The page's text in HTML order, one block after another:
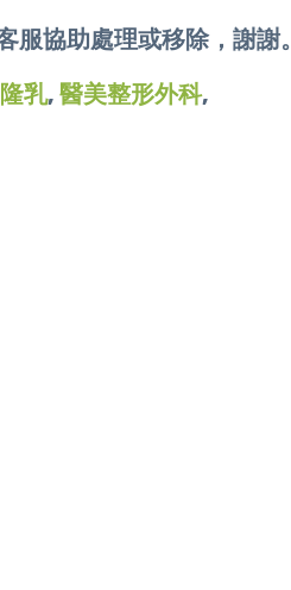
協助處理或移除，謝謝。
隆乳, 醫美整形外科,